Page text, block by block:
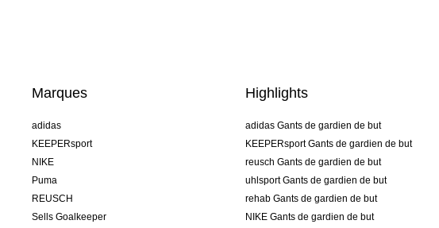
Marques
adidas
KEEPERsport
NIKE
Puma
REUSCH
Sells Goalkeeper
Highlights
adidas Gants de gardien de but
KEEPERsport Gants de gardien de but
reusch Gants de gardien de but
uhlsport Gants de gardien de but
rehab Gants de gardien de but
NIKE Gants de gardien de but